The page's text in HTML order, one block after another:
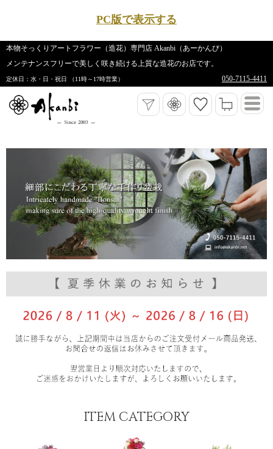
PC版で表示する
本物そっくりアートフラワー（造花）専門店 Akanbi（あーかんび）
メンテナンスフリーで美しく咲き続ける上質な造花のお店です。
定休日：水・日・祝日 （11時～17時営業） 050-7115-4411
ITEM CATEGORY